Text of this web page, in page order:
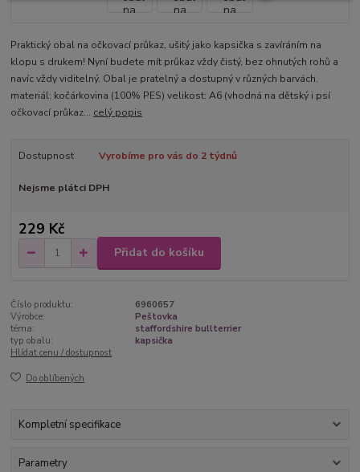
Praktický obal na očkovací průkaz, ušitý jako kapsička s zavíráním na
klopu s drukem! Nyní budete mít průkaz vždy čistý, bez ohnutých rohů a
navíc vždy viditelný. Obal je pratelný a dostupný v různých barvách.
materiál: kočárkovina (100% PES) velikost: A6 (vhodná na dětský i psí
očkovací průkaz... celý popis
Dostupnost Vyrobíme pro vás do 2 týdnů
Nejsme plátci DPH
229 Kč
Přidat do košíku
Číslo produktu:
6960657
Výrobce:
Peštovka
téma:
staffordshire bullterrier
typ obalu:
kapsička
Hlídat cenu / dostupnost
Do oblíbených
Kompletní specifikace
Parametry